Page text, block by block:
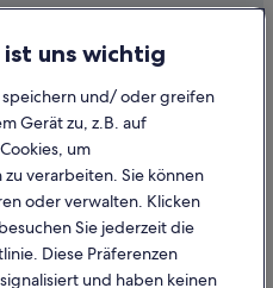
uns wichtig
speichern und/ oder greifen
Gerät zu, z.B. auf
um
verarbeiten. Sie können
oder verwalten. Klicken
Sie jederzeit die
Diese Präferenzen
und haben keinen